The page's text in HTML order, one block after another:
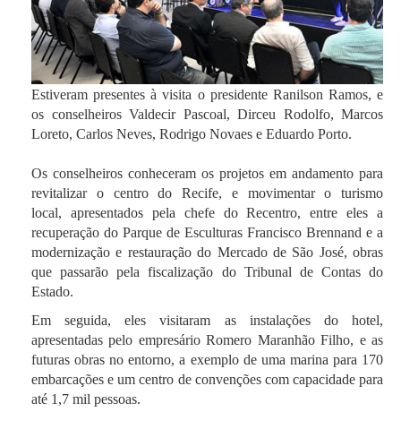
Estiveram presentes à visita o presidente Ranilson Ramos, e
os conselheiros Valdecir Pascoal, Dirceu Rodolfo, Marcos
Loreto, Carlos Neves, Rodrigo Novaes e Eduardo Porto.
Os conselheiros conheceram os projetos em andamento para
revitalizar o centro do Recife, e movimentar o turismo
local, apresentados pela chefe do Recentro, entre eles a
recuperação do Parque de Esculturas Francisco Brennand e a
modernização e restauração do Mercado de São José, obras
que passarão pela fiscalização do Tribunal de Contas do
Estado.
Em seguida, eles visitaram as instalações do hotel,
apresentadas pelo empresário Romero Maranhão Filho, e as
futuras obras no entorno, a exemplo de uma marina para 170
embarcações e um centro de convenções com capacidade para
até 1,7 mil pessoas.